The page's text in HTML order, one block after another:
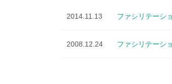
2014.11.13 ファシリテーシ
2008.12.24 ファシリテーシ